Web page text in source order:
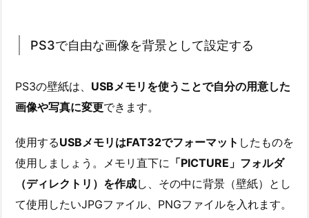
PS3で自由な画像を背景として設定する
PS3の壁紙は、 USBメモリを使うことで自分の用意した
画像や写真に変更できます。
使用するUSBメモリはFAT32でフォーマット したものを
使用しましょう。メモリ直下に 「PICTURE」フォルダ
（ディレクトリ）を作成し、その中に背景（壁紙）とし
て使用したいJPGファイル、PNGファイルを入れます。